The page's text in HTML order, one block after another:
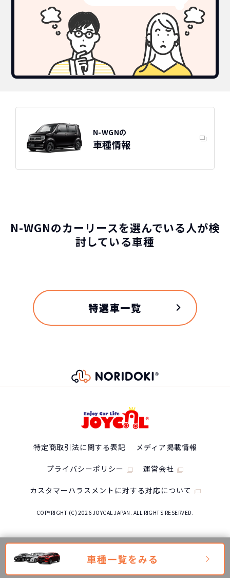
N-WGNの
車種情報
N-WGNのカーリースを選んでいる人が検
討している車種
特選車一覧
特定商取引法に関する表記 メディア掲載情報
プライバシーポリシー 運営会社
カスタマーハラスメントに対する対応について
COPYRIGHT (C) 2026 JOYCAL JAPAN. ALL RIGHTS RESERVED.
車種一覧をみる